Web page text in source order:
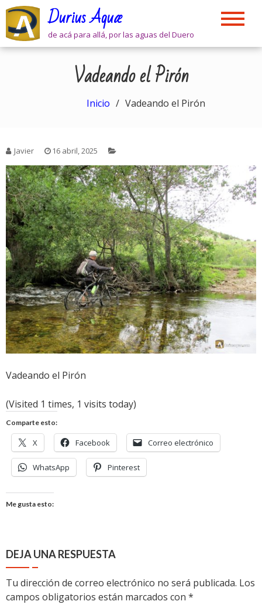
Skip
content
Durius Aquæ
de acá para allá, por las aguas del Duero
Vadeando el Pirón
Inicio Vadeando el Pirón
Javier 16 abril, 2025
Vadeando el Pirón
(Visited 1 times, 1 visits today)
Comparte esto:
X Facebook Correo electrónico
WhatsApp Pinterest
Me gusta esto:
DEJA UNA RESPUESTA
Tu dirección de correo electrónico no será publicada. Los
campos obligatorios están marcados con *